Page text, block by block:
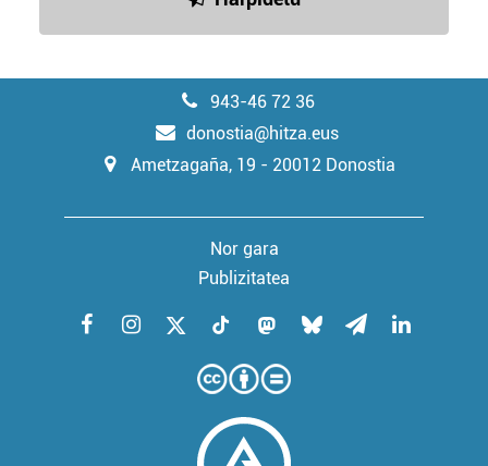
943-46 72 36
donostia@hitza.eus
Ametzagaña, 19 - 20012 Donostia
Nor gara
Publizitatea